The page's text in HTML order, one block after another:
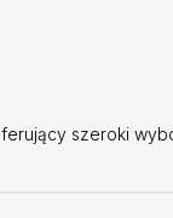
szeroki